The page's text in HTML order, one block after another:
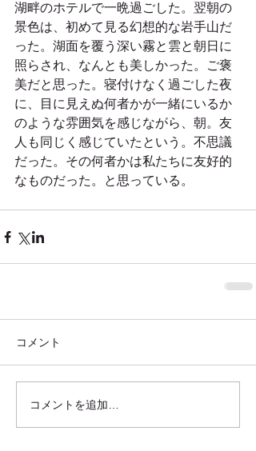
湖畔のホテルで一晩過ごした。翌朝の
景色は、初めて見る幻想的な岩手山だ
った。湖面を覆う深い霧と雲と朝日に
照らされ、なんとも美しかった。ご褒
美だと思った。寝付けなく過ごした夜
に、目に見えぬ何者かが一緒にいるか
のような雰囲気を感じながら、朝。友
人も同じく感じていたという。不思議
だった。その何者かは私たちに友好的
なものだった。と思っている。
コメント
コメントを追加…